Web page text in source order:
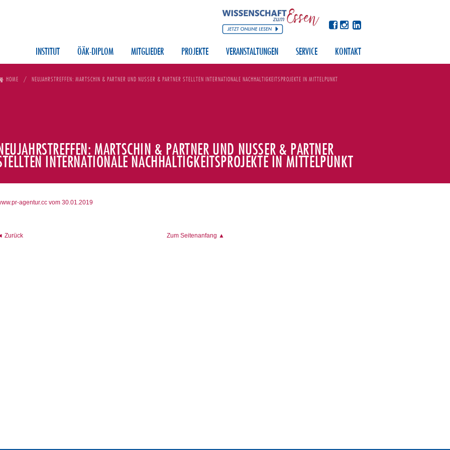
INSTITUT ÖÄK-DIPLOM MITGLIEDER PROJEKTE VERANSTALTUNGEN SERVICE KONTAKT
HOME NEUJAHRSTREFFEN: MARTSCHIN & PARTNER UND NUSSER & PARTNER STELLTEN INTERNATIONALE NACHHALTIGKEITSPROJEKTE IN MITTELPUNKT
MARTSCHIN & PARTNER UND NUSSER & PARTNER
INTERNATIONALE NACHHALTIGKEITSPROJEKTE IN MITTELPUNKT
agentur.cc vom 30.01.2019
Zurück Zum Seitenanfang ▲